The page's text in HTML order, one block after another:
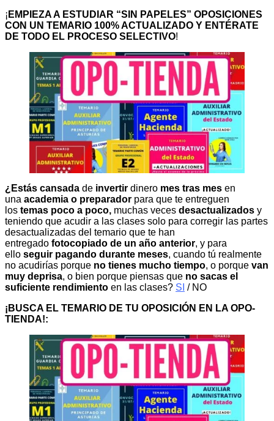
¡ EMPIEZA A ESTUDIAR “SIN PAPELES” OPOSICIONES
CON UN TEMARIO 100% ACTUALIZADO Y ENTÉRATE
DE TODO EL PROCESO SELECTIVO!
¿Estás cansada de invertir dinero mes tras mes en
una academia o preparador para que te entreguen
los temas poco a poco, muchas veces desactualizados y
teniendo que acudir a las clases solo para corregir las partes
desactualizadas del temario que te han
entregado fotocopiado de un año anterior, y para
ello seguir pagando durante meses, cuando tú realmente
no acudirías porque no tienes mucho tiempo, o porque van
muy deprisa, o bien porque piensas que no sacas el
suficiente rendimiento en las clases? SI / NO
¡BUSCA EL TEMARIO DE TU OPOSICIÓN EN LA OPO-
TIENDA!: